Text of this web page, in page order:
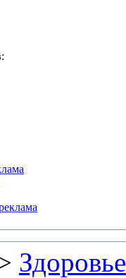
Здоровье